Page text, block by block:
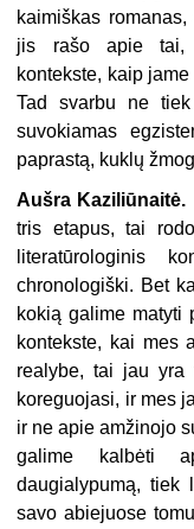
kaimiškas
jis rašo apie tai,
kontekste, kaip
Tad svarbu ne
suvokiamas
paprastą, kuklų
Aušra Kaziliūnaitė.
tris etapus, tai
literatūrologinis
chronologiški. Bet
kokią galime matyti
kontekste, kai mes
realybe, tai jau yra
koreguojasi, ir mes
ir ne apie amžinojo
galime kalbėti
daugialypumą, tiek
savo abiejuose